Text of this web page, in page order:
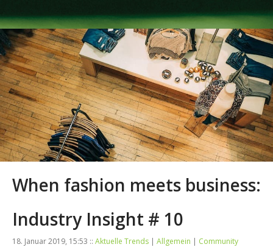
When fashion meets business:
Industry Insight # 10
18. Januar 2019, 15:53 :: Aktuelle Trends | Allgemein | Community